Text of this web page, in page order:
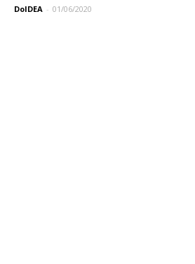
DoIDEA - 01/06/2020